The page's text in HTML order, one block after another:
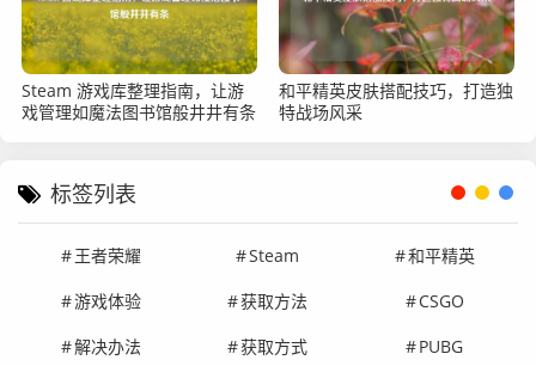
Steam 游戏库整理指南，让游
戏管理如魔法图书馆般井井有条
和平精英皮肤搭配技巧，打造独
特战场风采
标签列表
王者荣耀 Steam
和平精英
游戏体验
获取方法
CSGO
解决办法
获取方式 PUBG